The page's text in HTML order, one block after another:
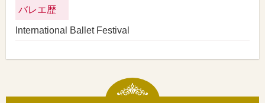
バレエ歴
International Ballet Festival